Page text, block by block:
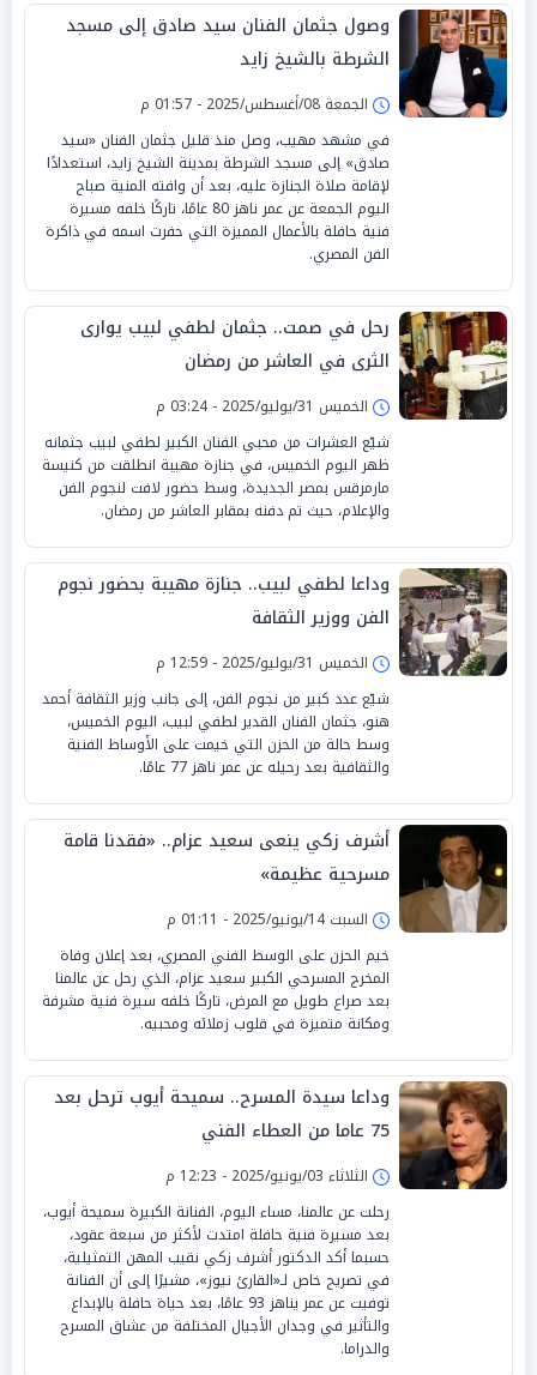
وصول جثمان الفنان سيد صادق إلى مسجد
الشرطة بالشيخ زايد
الجمعة 08/أغسطس/2025 - 01:57 م
في مشهد مهيب، وصل منذ قليل جثمان الفنان «سيد
صادق» إلى مسجد الشرطة بمدينة الشيخ زايد، استعدادًا
لإقامة صلاة الجنازة عليه، بعد أن وافته المنية صباح
اليوم الجمعة عن عمر ناهز 80 عامًا، تاركًا خلفه مسيرة
فنية حافلة بالأعمال المميزة التي حفرت اسمه في ذاكرة
الفن المصري.
رحل في صمت.. جثمان لطفي لبيب يوارى
الثرى في العاشر من رمضان
الخميس 31/يوليو/2025 - 03:24 م
شيّع العشرات من محبي الفنان الكبير لطفي لبيب جثمانه
ظهر اليوم الخميس، في جنازة مهيبة انطلقت من كنيسة
مارمرقس بمصر الجديدة، وسط حضور لافت لنجوم الفن
والإعلام، حيث تم دفنه بمقابر العاشر من رمضان.
وداعا لطفي لبيب.. جنازة مهيبة بحضور نجوم
الفن ووزير الثقافة
الخميس 31/يوليو/2025 - 12:59 م
شيّع عدد كبير من نجوم الفن، إلى جانب وزير الثقافة أحمد
هنو، جثمان الفنان القدير لطفي لبيب، اليوم الخميس،
وسط حالة من الحزن التي خيمت على الأوساط الفنية
والثقافية بعد رحيله عن عمر ناهز 77 عامًا.
أشرف زكي ينعى سعيد عزام.. «فقدنا قامة
مسرحية عظيمة»
السبت 14/يونيو/2025 - 01:11 م
خيم الحزن على الوسط الفني المصري، بعد إعلان وفاة
المخرج المسرحي الكبير سعيد عزام، الذي رحل عن عالمنا
بعد صراع طويل مع المرض، تاركًا خلفه سيرة فنية مشرفة
ومكانة متميزة في قلوب زملائه ومحبيه.
وداعا سيدة المسرح.. سميحة أيوب ترحل بعد
75 عاما من العطاء الفني
الثلاثاء 03/يونيو/2025 - 12:23 م
رحلت عن عالمنا، مساء اليوم، الفنانة الكبيرة سميحة أيوب،
بعد مسيرة فنية حافلة امتدت لأكثر من سبعة عقود،
حسبما أكد الدكتور أشرف زكي نقيب المهن التمثيلية،
في تصريح خاص لـ«القارئ نيوز»، مشيرًا إلى أن الفنانة
توفيت عن عمر يناهز 93 عامًا، بعد حياة حافلة بالإبداع
والتأثير في وجدان الأجيال المختلفة من عشاق المسرح
والدراما.